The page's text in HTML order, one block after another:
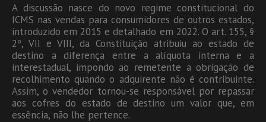
A discussão nasce do novo regime constitucional do
ICMS nas vendas para consumidores de outros estados,
introduzido em 2015 e detalhado em 2022. O art. 155, §
2º, VII e VIII, da Constituição atribuiu ao estado de
destino a diferença entre a alíquota interna e a
interestadual, impondo ao remetente a obrigação de
recolhimento quando o adquirente não é contribuinte.
Assim, o vendedor tornou-se responsável por repassar
aos cofres do estado de destino um valor que, em
essência, não lhe pertence.